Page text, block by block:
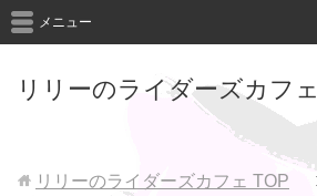
リリーのライダーズカフェ
メニュー
リリーのライダーズカフェ TOP